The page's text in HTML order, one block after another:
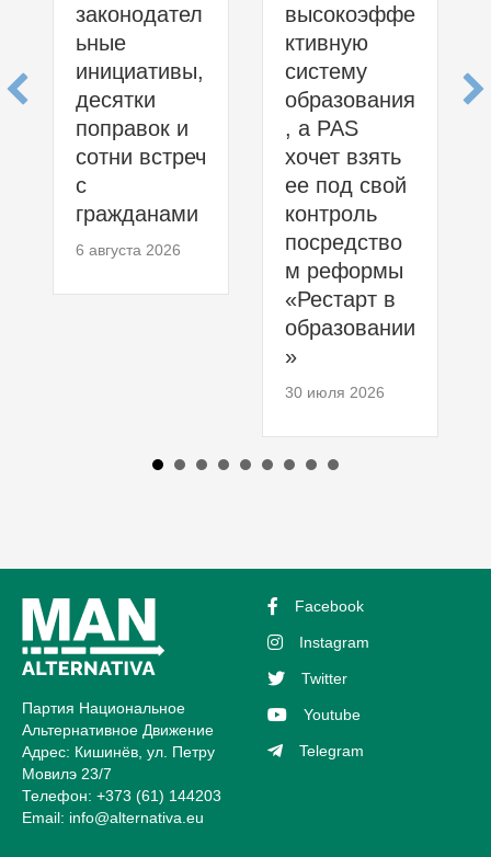
законодател
ьные
инициативы,
десятки
поправок и
сотни встреч
с
гражданами
6 августа 2026
высокоэффе
ктивную
систему
образования
, а PAS
хочет взять
ее под свой
контроль
посредство
м реформы
«Рестарт в
образовании
»
30 июля 2026
Партия Национальное
Альтернативное Движение
Адрес: Кишинёв, ул. Петру
Мовилэ 23/7
Телефон: +373 (61) 144203
Email: info@alternativa.eu
Facebook
Instagram
Twitter
Youtube
Telegram